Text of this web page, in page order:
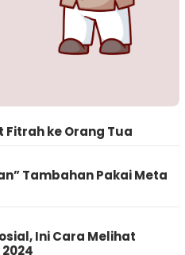
ke Orang Tua
Tambahan Pakai Meta
Ini Cara Melihat